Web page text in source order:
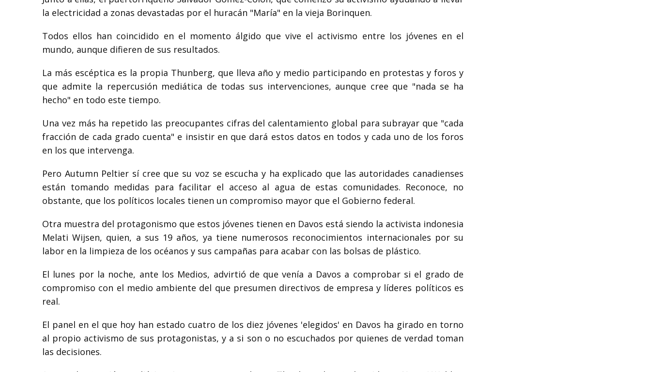
la electricidad a zonas devastadas por el huracán "María" en la vieja Borinquen.
Todos ellos han coincidido en el momento álgido que vive el activismo entre los jóvenes en el
mundo, aunque difieren de sus resultados.
La más escéptica es la propia Thunberg, que lleva año y medio participando en protestas y foros y
que admite la repercusión mediática de todas sus intervenciones, aunque cree que "nada se ha
hecho" en todo este tiempo.
Una vez más ha repetido las preocupantes cifras del calentamiento global para subrayar que "cada
fracción de cada grado cuenta" e insistir en que dará estos datos en todos y cada uno de los foros
en los que intervenga.
Pero Autumn Peltier sí cree que su voz se escucha y ha explicado que las autoridades canadienses
están tomando medidas para facilitar el acceso al agua de estas comunidades. Reconoce, no
obstante, que los políticos locales tienen un compromiso mayor que el Gobierno federal.
Otra muestra del protagonismo que estos jóvenes tienen en Davos está siendo la activista indonesia
Melati Wijsen, quien, a sus 19 años, ya tiene numerosos reconocimientos internacionales por su
labor en la limpieza de los océanos y sus campañas para acabar con las bolsas de plástico.
El lunes por la noche, ante los Medios, advirtió de que venía a Davos a comprobar si el grado de
compromiso con el medio ambiente del que presumen directivos de empresa y líderes políticos es
real.
El panel en el que hoy han estado cuatro de los diez jóvenes 'elegidos' en Davos ha girado en torno
al propio activismo de sus protagonistas, y a si son o no escuchados por quienes de verdad toman
las decisiones.